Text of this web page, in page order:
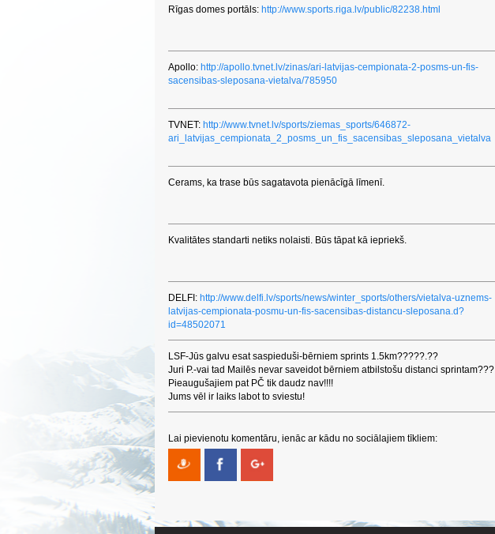
Rīgas domes portāls: http://www.sports.riga.lv/public/82238.html
Apollo: http://apollo.tvnet.lv/zinas/ari-latvijas-cempionata-2-posms-un-fis-
sacensibas-sleposana-vietalva/785950
TVNET: http://www.tvnet.lv/sports/ziemas_sports/646872-
ari_latvijas_cempionata_2_posms_un_fis_sacensibas_sleposana_vietalva
Cerams, ka trase būs sagatavota pienācīgā līmenī.
Kvalitātes standarti netiks nolaisti. Būs tāpat kā iepriekš.
DELFI: http://www.delfi.lv/sports/news/winter_sports/others/vietalva-uznems-
latvijas-cempionata-posmu-un-fis-sacensibas-distancu-sleposana.d?
id=48502071
LSF-Jūs galvu esat saspieduši-bērniem sprints 1.5km?????.??
Juri P.-vai tad Mailēs nevar saveidot bērniem atbilstošu distanci sprintam???
Pieaugušajiem pat PČ tik daudz nav!!!!
Jums vēl ir laiks labot to sviestu!
Lai pievienotu komentāru, ienāc ar kādu no sociālajiem tīkliem: